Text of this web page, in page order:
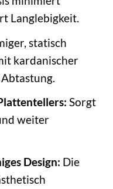
Langlebigkeit.
statisch
kardanischer
Sorgt
weiter
Design: Die